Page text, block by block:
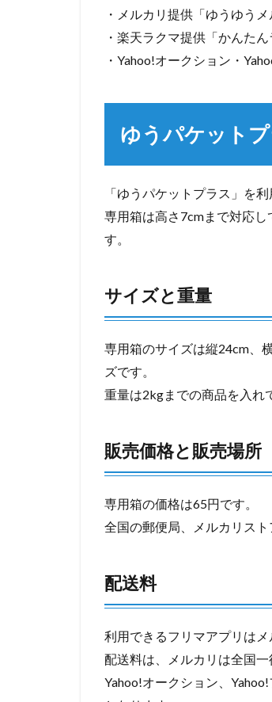
・メルカリ提供「ゆうゆうメ
・楽天ラクマ提供「かんたん
・Yahoo!オークション・
ゆうパケット
「ゆうパケットプラス」を
専用箱は高さ7cmまで対応
す。
サイズと重量
専用箱のサイズは縦24cm、
ズです。
重量は2kgまでの商品を入れ
販売価格と販売場所
専用箱の価格は65円です。
全国の郵便局、メルカリス
配送料
利用できるフリマアプリはメ
配送料は、メルカリは全国
Yahoo!オークション、